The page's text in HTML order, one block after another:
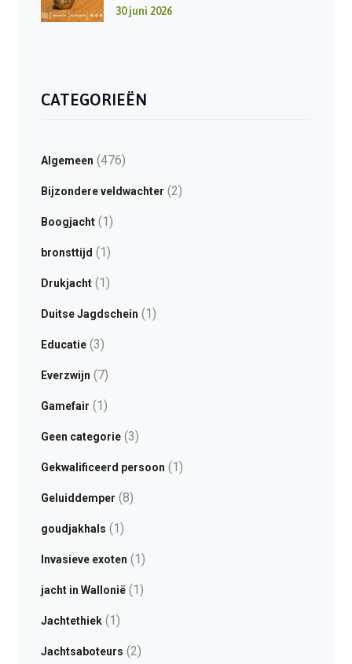
30 juni 2026
CATEGORIEËN
Algemeen (476)
Bijzondere veldwachter (2)
Boogjacht(1)
bronsttijd (1)
Drukjacht(1)
Duitse Jagdschein (1)
Educatie(3)
Everzwijn (7)
Gamefair (1)
Geen categorie(3)
Gekwalificeerd persoon (1)
Geluiddemper (8)
goudjakhals (1)
Invasieve exoten (1)
jacht in Wallonië(1)
Jachtethiek(1)
Jachtsaboteurs (2)